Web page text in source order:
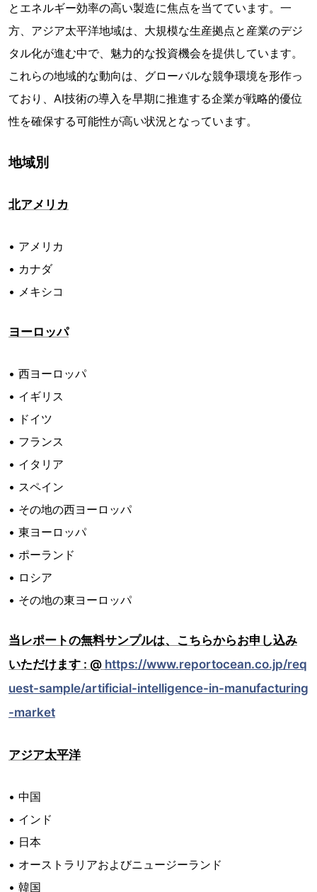
とエネルギー効率の高い製造に焦点を当てています。一
方、アジア太平洋地域は、大規模な生産拠点と産業のデジ
タル化が進む中で、魅力的な投資機会を提供しています。
これらの地域的な動向は、グローバルな競争環境を形作っ
ており、AI技術の導入を早期に推進する企業が戦略的優位
性を確保する可能性が高い状況となっています。
地域別
北アメリカ
• アメリカ
• カナダ
• メキシコ
ヨーロッパ
• 西ヨーロッパ
• イギリス
• ドイツ
• フランス
• イタリア
• スペイン
• その地の西ヨーロッパ
• 東ヨーロッパ
• ポーランド
• ロシア
• その地の東ヨーロッパ
当レポートの無料サンプルは、こちらからお申し込み
いただけます : @ https://www.reportocean.co.jp/req
uest-sample/artificial-intelligence-in-manufacturing
-market
アジア太平洋
• 中国
• インド
• 日本
• オーストラリアおよびニュージーランド
• 韓国